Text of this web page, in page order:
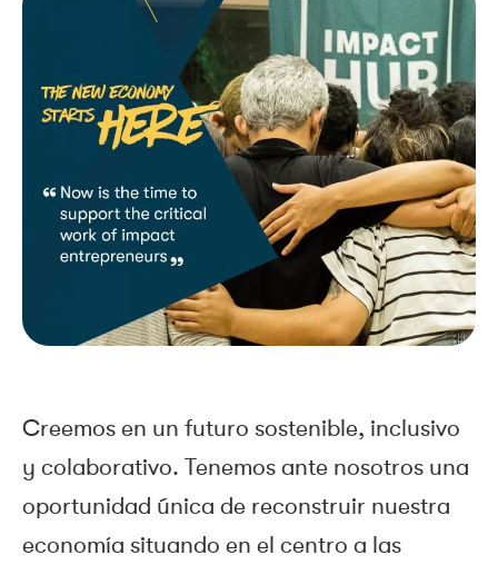
Creemos en un futuro sostenible, inclusivo
y colaborativo. Tenemos ante nosotros una
oportunidad única de reconstruir nuestra
economía situando en el centro a las